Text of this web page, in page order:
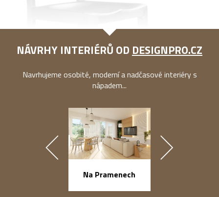
NÁVRHY INTERIÉRŮ OD DESIGNPRO.CZ
Navrhujeme osobité, moderní a nadčasové interiéry s
nápadem...
Na Pramenech